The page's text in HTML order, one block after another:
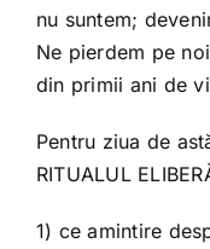
nu suntem;
Ne pierdem pe
din primii ani de
Pentru ziua de
RITUALUL
1) ce amintire